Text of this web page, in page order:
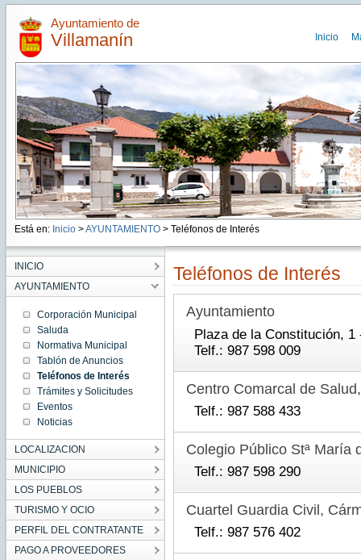
Ayuntamiento de
Villamanín Inicio
Está en: Inicio >AYUNTAMIENTO> Teléfonos de Interés
INICIO
AYUNTAMIENTO
Corporación Municipal
Saluda
Normativa Municipal
Tablón de Anuncios
Teléfonos de Interés
Trámites y Solicitudes
Eventos
Noticias
LOCALIZACION
MUNICIPIO
LOS PUEBLOS
TURISMO Y OCIO
PERFIL DEL CONTRATANTE
PAGO A PROVEEDORES
Teléfonos de Interés
Ayuntamiento
Plaza de la Constitución, 1
Telf.: 987 598 009
Centro Comarcal de
Telf.: 987 588 433
Colegio Público Stª María
Telf.: 987 598 290
Cuartel Guardia Civil,
Telf.: 987 576 402